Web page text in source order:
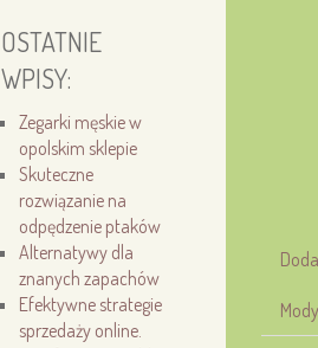
OSTATNIE
WPISY:
Zegarki męskie w
opolskim sklepie
Skuteczne
rozwiązanie na
odpędzenie ptaków
Alternatywy dla
znanych zapachów
Efektywne strategie
sprzedaży online.